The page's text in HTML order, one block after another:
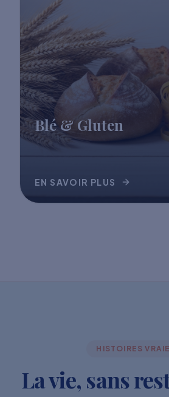
Blé & Gluten
EN SAVOIR PLUS
HISTOIRES
La vie, sans